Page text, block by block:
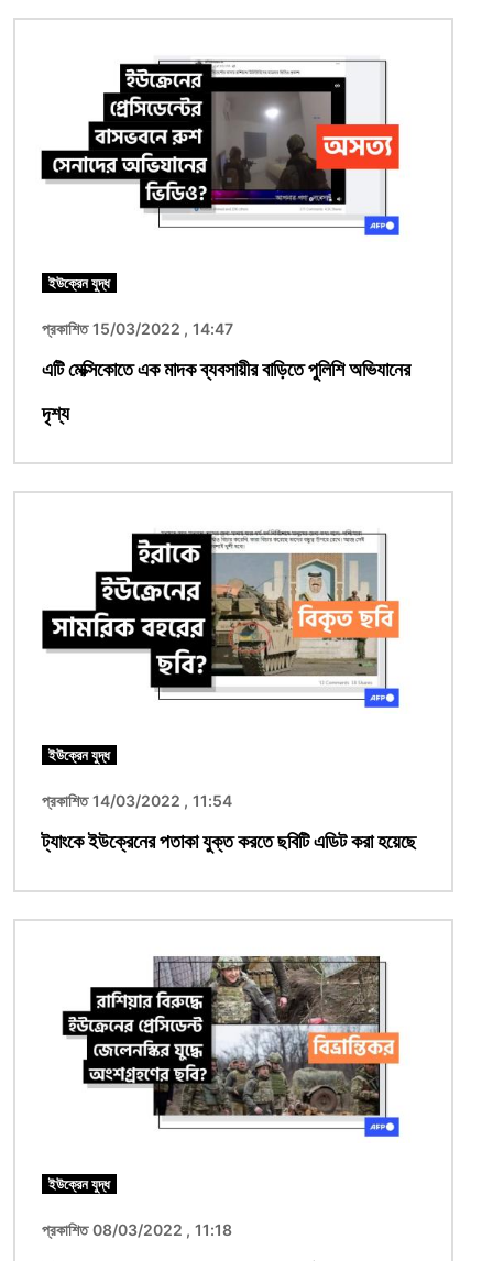
ইউক্রেন যুদ্ধ
প্রকাশিত 15/03/2022 , 14:47
এটি মেক্সিকোতে এক মাদক ব্যবসায়ীর বাড়িতে পুলিশি অভিযানের
দৃশ্য
ইউক্রেন যুদ্ধ
প্রকাশিত 14/03/2022 , 11:54
ট্যাংকে ইউক্রেনের পতাকা যুক্ত করতে ছবিটি এডিট করা হয়েছে
ইউক্রেন যুদ্ধ
প্রকাশিত 08/03/2022 , 11:18